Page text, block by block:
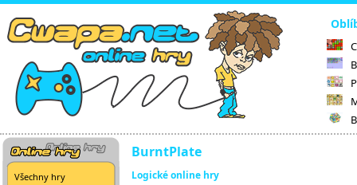
Všechny hry
BurntPlate
Logické online hry